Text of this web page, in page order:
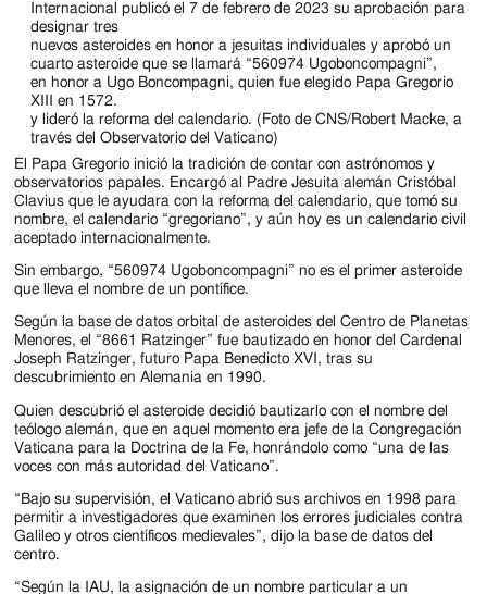
Internacional publicó el 7 de febrero de 2023 su aprobación para
designar tres
nuevos asteroides en honor a jesuitas individuales y aprobó un
cuarto asteroide que se llamará “560974 Ugoboncompagni”,
en honor a Ugo Boncompagni, quien fue elegido Papa Gregorio
XIII en 1572.
y lideró la reforma del calendario. (Foto de CNS/Robert Macke, a
través del Observatorio del Vaticano)
El Papa Gregorio inició la tradición de contar con astrónomos y
observatorios papales. Encargó al Padre Jesuita alemán Cristóbal
Clavius que le ayudara con la reforma del calendario, que tomó su
nombre, el calendario “gregoriano”, y aún hoy es un calendario civil
aceptado internacionalmente.
Sin embargo, “560974 Ugoboncompagni” no es el primer asteroide
que lleva el nombre de un pontífice.
Según la base de datos orbital de asteroides del Centro de Planetas
Menores, el “8661 Ratzinger” fue bautizado en honor del Cardenal
Joseph Ratzinger, futuro Papa Benedicto XVI, tras su
descubrimiento en Alemania en 1990.
Quien descubrió el asteroide decidió bautizarlo con el nombre del
teólogo alemán, que en aquel momento era jefe de la Congregación
Vaticana para la Doctrina de la Fe, honrándolo como “una de las
voces con más autoridad del Vaticano”.
“Bajo su supervisión, el Vaticano abrió sus archivos en 1998 para
permitir a investigadores que examinen los errores judiciales contra
Galileo y otros científicos medievales”, dijo la base de datos del
centro.
“Según la IAU, la asignación de un nombre particular a un